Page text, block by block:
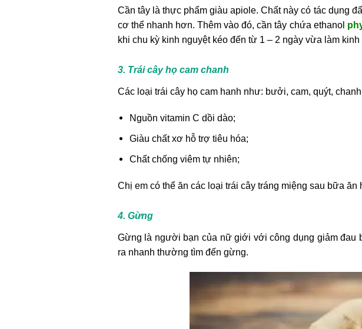
Cần tây là thực phẩm giàu apiole. Chất này có tác dụng
cơ thể nhanh hơn. Thêm vào đó, cần tây chứa ethanol
khi chu kỳ kinh nguyệt kéo đến từ 1 – 2 ngày vừa làm
3. Trái cây họ cam chanh
Các loại trái cây họ cam hanh như: bưởi, cam, quýt,
Nguồn vitamin C dồi dào;
Giàu chất xơ hỗ trợ tiêu hóa;
Chất chống viêm tự nhiên;
Chị em có thể ăn các loại trái cây tráng miệng sau bữa
4. Gừng
Gừng là người bạn của nữ giới với công dụng giảm đau
ra nhanh thường tìm đến gừng.